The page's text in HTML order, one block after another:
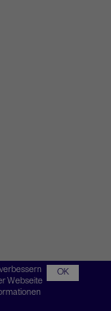
Webseite
OK